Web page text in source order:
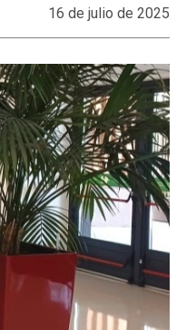
16 de julio de 2025